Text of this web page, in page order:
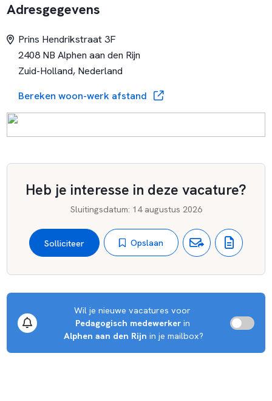
begeleiding en ontwikkeling bouwen we aan duurzame
Adresgegevens
Prins Hendrikstraat 3F
2408 NB Alphen aan den Rijn
Zuid-Holland, Nederland
Bereken woon-werk afstand
Heb je interesse in deze vacature?
Sluitingsdatum: 14 augustus 2026
Solliciteer Opslaan
Wil je nieuwe vacatures voor
Pedagogisch medewerker in
Alphen aan den Rijn in je mailbox?